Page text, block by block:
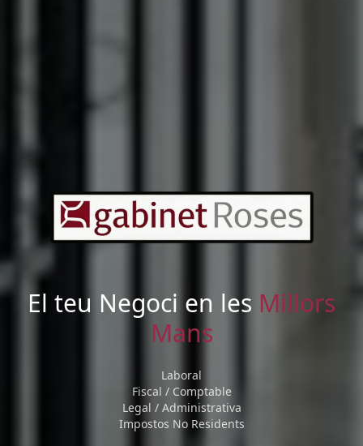
El teu Negoci en les Millors
Mans
Laboral
Fiscal / Comptable
Legal / Administrativa
Impostos No Residents